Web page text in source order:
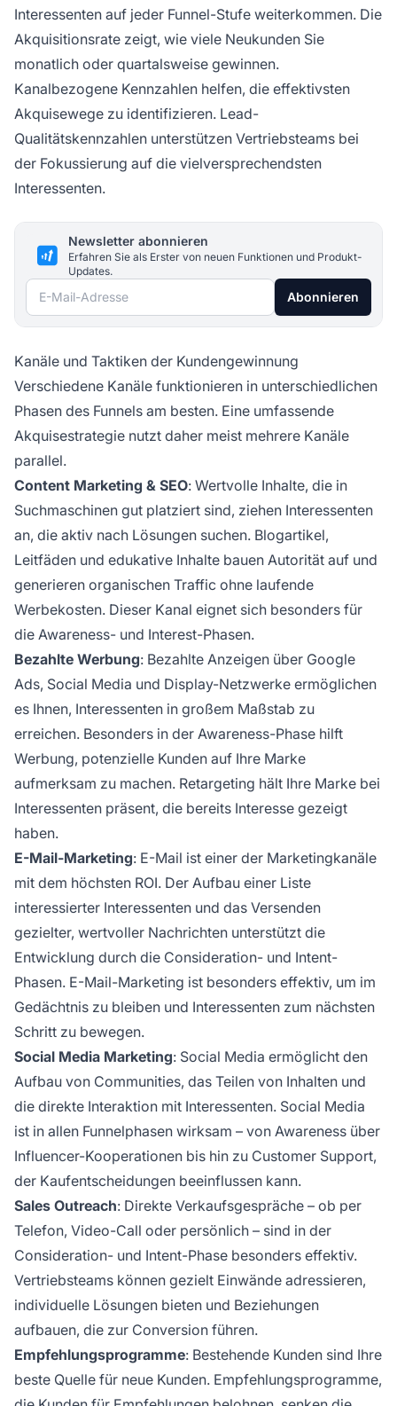
Interessenten auf jeder Funnel-Stufe weiterkommen. Die
Akquisitionsrate zeigt, wie viele Neukunden Sie
monatlich oder quartalsweise gewinnen.
Kanalbezogene Kennzahlen helfen, die effektivsten
Akquisewege zu identifizieren. Lead-
Qualitätskennzahlen unterstützen Vertriebsteams bei
der Fokussierung auf die vielversprechendsten
Interessenten.
Newsletter abonnieren
Erfahren Sie als Erster von neuen Funktionen und Produkt-
Updates.
E-Mail-Adresse Abonnieren
Kanäle und Taktiken der Kundengewinnung
Verschiedene Kanäle funktionieren in unterschiedlichen
Phasen des Funnels am besten. Eine umfassende
Akquisestrategie nutzt daher meist mehrere Kanäle
parallel.
Content Marketing & SEO: Wertvolle Inhalte, die in
Suchmaschinen gut platziert sind, ziehen Interessenten
an, die aktiv nach Lösungen suchen. Blogartikel,
Leitfäden und edukative Inhalte bauen Autorität auf und
generieren organischen Traffic ohne laufende
Werbekosten. Dieser Kanal eignet sich besonders für
die Awareness- und Interest-Phasen.
Bezahlte Werbung: Bezahlte Anzeigen über Google
Ads, Social Media und Display-Netzwerke ermöglichen
es Ihnen, Interessenten in großem Maßstab zu
erreichen. Besonders in der Awareness-Phase hilft
Werbung, potenzielle Kunden auf Ihre Marke
aufmerksam zu machen. Retargeting hält Ihre Marke bei
Interessenten präsent, die bereits Interesse gezeigt
haben.
E-Mail-Marketing: E-Mail ist einer der Marketingkanäle
mit dem höchsten ROI. Der Aufbau einer Liste
interessierter Interessenten und das Versenden
gezielter, wertvoller Nachrichten unterstützt die
Entwicklung durch die Consideration- und Intent-
Phasen. E-Mail-Marketing ist besonders effektiv, um im
Gedächtnis zu bleiben und Interessenten zum nächsten
Schritt zu bewegen.
Social Media Marketing: Social Media ermöglicht den
Aufbau von Communities, das Teilen von Inhalten und
die direkte Interaktion mit Interessenten. Social Media
ist in allen Funnelphasen wirksam – von Awareness über
Influencer-Kooperationen bis hin zu Customer Support,
der Kaufentscheidungen beeinflussen kann.
Sales Outreach: Direkte Verkaufsgespräche – ob per
Telefon, Video-Call oder persönlich – sind in der
Consideration- und Intent-Phase besonders effektiv.
Vertriebsteams können gezielt Einwände adressieren,
individuelle Lösungen bieten und Beziehungen
aufbauen, die zur Conversion führen.
Empfehlungsprogramme: Bestehende Kunden sind Ihre
beste Quelle für neue Kunden. Empfehlungsprogramme,